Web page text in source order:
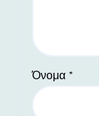
Όνομα *